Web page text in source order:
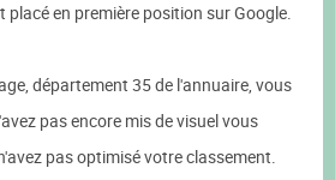
en première position sur Google.
département 35 de l'annuaire, vous
pas encore mis de visuel vous
pas optimisé votre classement.